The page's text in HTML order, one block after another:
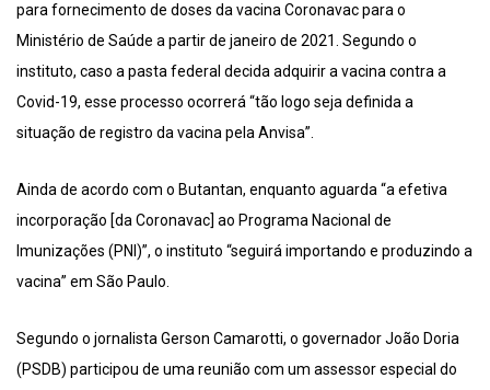
para fornecimento de doses da vacina Coronavac para o
Ministério de Saúde a partir de janeiro de 2021. Segundo o
instituto, caso a pasta federal decida adquirir a vacina contra a
Covid-19, esse processo ocorrerá “tão logo seja definida a
situação de registro da vacina pela Anvisa”.
Ainda de acordo com o Butantan, enquanto aguarda “a efetiva
incorporação [da Coronavac] ao Programa Nacional de
Imunizações (PNI)”, o instituto “seguirá importando e produzindo a
vacina” em São Paulo.
Segundo o jornalista Gerson Camarotti, o governador João Doria
(PSDB) participou de uma reunião com um assessor especial do